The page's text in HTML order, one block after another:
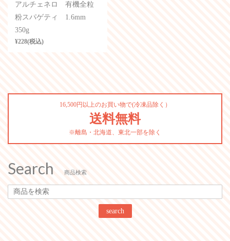
アルチェネロ 有機全粒
粉スパゲティ 1.6mm
350g
¥228(税込)
16,500円以上のお買い物で(冷凍品除く）
送料無料
※離島・北海道、東北一部を除く
Search 商品検索
search